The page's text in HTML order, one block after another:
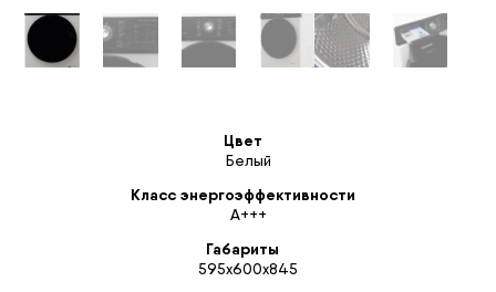
Цвет
Белый
Класс энергоэффективности
A+++
Габариты
595х600х845